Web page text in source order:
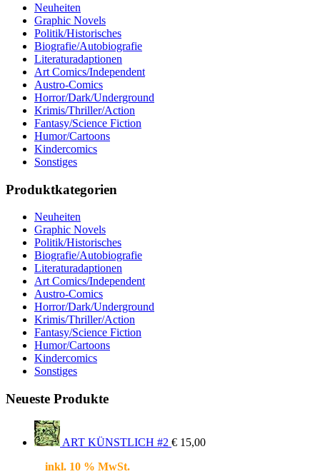
Neuheiten
Graphic Novels
Politik/Historisches
Biografie/Autobiografie
Literaturadaptionen
Art Comics/Independent
Austro-Comics
Horror/Dark/Underground
Krimis/Thriller/Action
Fantasy/Science Fiction
Humor/Cartoons
Kindercomics
Sonstiges
Produktkategorien
Neuheiten
Graphic Novels
Politik/Historisches
Biografie/Autobiografie
Literaturadaptionen
Art Comics/Independent
Austro-Comics
Horror/Dark/Underground
Krimis/Thriller/Action
Fantasy/Science Fiction
Humor/Cartoons
Kindercomics
Sonstiges
Neueste Produkte
ART KÜNSTLICH #2 € 15,00
inkl. 10 % MwSt.